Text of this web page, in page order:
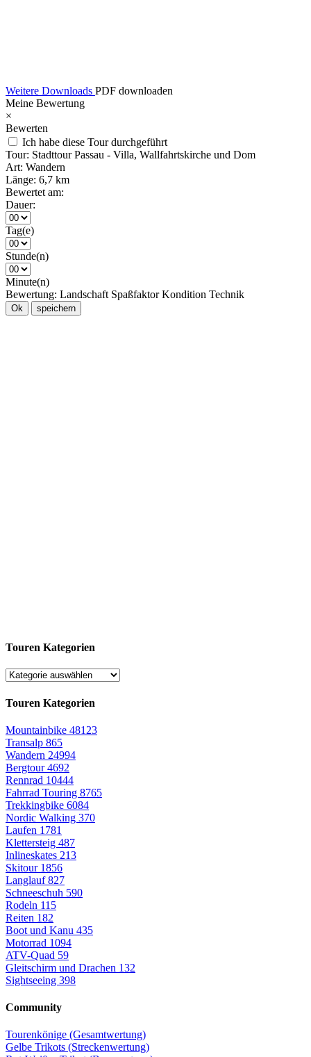
Weitere Downloads PDF downloaden
Meine Bewertung
×
Bewerten
Ich habe diese Tour durchgeführt
Tour: Stadttour Passau - Villa, Wallfahrtskirche und Dom
Art: Wandern
Länge: 6,7 km
Bewertet am:
Dauer:
Tag(e)
Stunde(n)
Minute(n)
Bewertung: Landschaft Spaßfaktor Kondition Technik
Ok speichern
Touren Kategorien
Touren Kategorien
Mountainbike 48123
Transalp 865
Wandern 24994
Bergtour4692
Rennrad 10444
Fahrrad Touring 8765
Trekkingbike 6084
Nordic Walking 370
Laufen 1781
Klettersteig 487
Inlineskates 213
Skitour 1856
Langlauf827
Schneeschuh 590
Rodeln 115
Reiten 182
Boot und Kanu 435
Motorrad 1094
ATV-Quad 59
Gleitschirm und Drachen 132
Sightseeing 398
Community
Tourenkönige (Gesamtwertung)
Gelbe Trikots (Streckenwertung)